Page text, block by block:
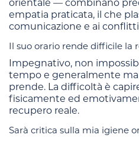
orientale — combinano
empatia praticata, il che
comunicazione e ai
Il suo orario rende difficile la
Impegnativo, non
tempo e generalmente
prende. La difficoltà è
fisicamente ed
recupero reale.
Sarà critica sulla mia igiene